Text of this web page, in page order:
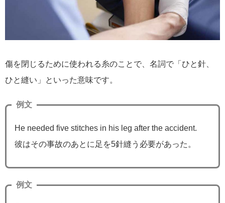
傷を閉じるために使われる糸のことで、名詞で「ひと針、
ひと縫い」といった意味です。
例文
He needed five stitches in his leg after the accident.
彼はその事故のあとに足を5針縫う必要があった。
例文